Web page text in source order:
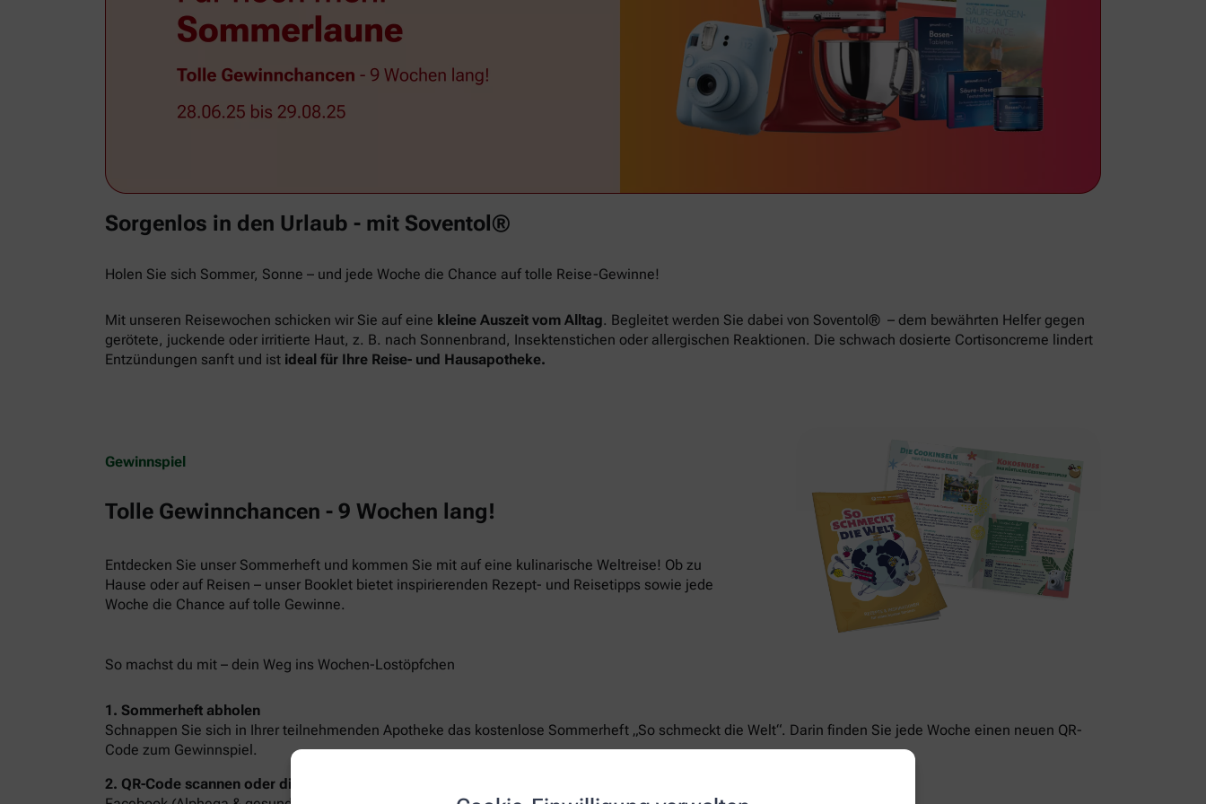
Sorgenlos in den Urlaub - mit Soventol®
Holen Sie sich Sommer, Sonne – und jede Woche die Chance auf tolle Reise-Gewinne!
Mit unseren Reisewochen schicken wir Sie auf eine kleine Auszeit vom Alltag. Begleitet werden Sie dabei von Soventol® – dem bewährten Helfer gegen
gerötete, juckende oder irritierte Haut, z. B. nach Sonnenbrand, Insektenstichen oder allergischen Reaktionen. Die schwach dosierte Cortisoncreme lindert
Entzündungen sanft und ist ideal für Ihre Reise- und Hausapotheke.
Gewinnspiel
Tolle Gewinnchancen - 9 Wochen lang!
Entdecken Sie unser Sommerheft und kommen Sie mit auf eine kulinarische Weltreise! Ob zu
Hause oder auf Reisen – unser Booklet bietet inspirierenden Rezept- und Reisetipps sowie jede
Woche die Chance auf tolle Gewinne.
So machst du mit – dein Weg ins Wochen-Lostöpfchen
1. Sommerheft abholen
Schnappen Sie sich in Ihrer teilnehmenden Apotheke das kostenlose Sommerheft „So schmeckt die Welt“. Darin finden Sie jede Woche einen neuen QR-
Code zum Gewinnspiel.
2. QR-Code scannen oder direkt auf Social Media vorbeischauen: